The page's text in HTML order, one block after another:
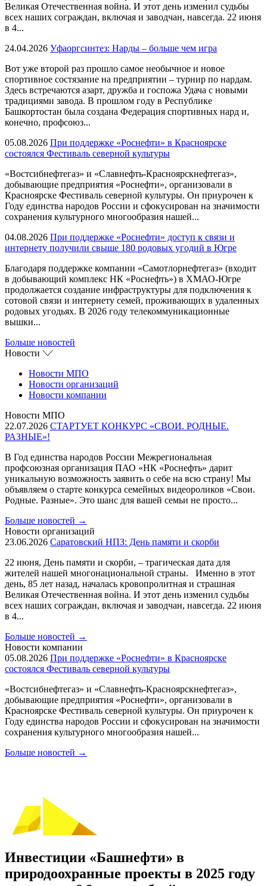
Великая Отечественная война. И этот день изменил судьбы
всех наших сограждан, включая и заводчан, навсегда. 22 июня
в 4...
24.04.2026 Уфаоргсинтез: Нарды – больше чем игра
Вот уже второй раз прошло самое необычное и новое
спортивное состязание на предприятии – турнир по нардам.
Здесь встречаются азарт, дружба и госпожа Удача с новыми
традициями завода. В прошлом году в Республике
Башкортостан была создана Федерация спортивных нард и,
конечно, профсоюз...
05.08.2026 При поддержке «Роснефти» в Красноярске
состоялся Фестиваль северной культуры
«Востсибнефтегаз» и «Славнефть-Красноярскнефтегаз»,
добывающие предприятия «Роснефти», организовали в
Красноярске Фестиваль северной культуры. Он приурочен к
Году единства народов России и сфокусирован на значимости
сохранения культурного многообразия нашей...
04.08.2026 При поддержке «Роснефти» доступ к связи и
интернету получили свыше 180 родовых угодий в Югре
Благодаря поддержке компании «Самотлорнефтегаз» (входит
в добывающий комплекс НК «Роснефть») в ХМАО-Югре
продолжается создание инфраструктуры для подключения к
сотовой связи и интернету семей, проживающих в удаленных
родовых угодьях. В 2026 году телекоммуникационные
вышки...
Больше новостей
Новости
Новости МПО
Новости организаций
Новости компании
Новости МПО
22.07.2026 СТАРТУЕТ КОНКУРС «СВОИ. РОДНЫЕ.
РАЗНЫЕ»!
В Год единства народов России Межрегиональная
профсоюзная организация ПАО «НК «Роснефть» дарит
уникальную возможность заявить о себе на всю страну! Мы
объявляем о старте конкурса семейных видеороликов «Свои.
Родные. Разные». Это шанс для вашей семьи не просто...
Больше новостей →
Новости организаций
23.06.2026 Саратовский НПЗ: День памяти и скорби
22 июня, День памяти и скорби, – трагическая дата для
жителей нашей многонациональной страны. Именно в этот
день, 85 лет назад, началась кровопролитная и страшная
Великая Отечественная война. И этот день изменил судьбы
всех наших сограждан, включая и заводчан, навсегда. 22 июня
в 4...
Больше новостей →
Новости компании
05.08.2026 При поддержке «Роснефти» в Красноярске
состоялся Фестиваль северной культуры
«Востсибнефтегаз» и «Славнефть-Красноярскнефтегаз»,
добывающие предприятия «Роснефти», организовали в
Красноярске Фестиваль северной культуры. Он приурочен к
Году единства народов России и сфокусирован на значимости
сохранения культурного многообразия нашей...
Больше новостей →
Инвестиции «Башнефти» в
природоохранные проекты в 2025 году